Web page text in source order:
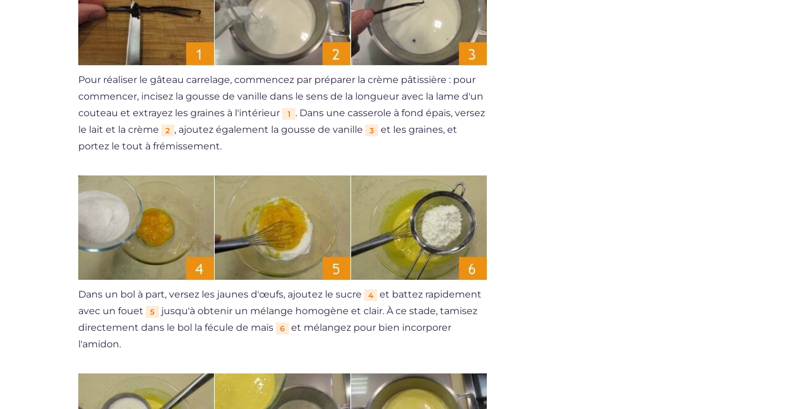
Pour réaliser le gâteau carrelage, commencez par préparer la crème pâtissière : pour
commencer, incisez la gousse de vanille dans le sens de la longueur avec la lame d'un
couteau et extrayez les graines à l'intérieur
1
. Dans une casserole à fond épais, versez
le lait et la crème
2 , ajoutez également la gousse de vanille 3
et les graines, et
portez le tout à frémissement.
Dans un bol à part, versez les jaunes d'œufs, ajoutez le sucre 4
et battez rapidement
avec un fouet
5
jusqu'à obtenir un mélange homogène et clair. À ce stade, tamisez
directement dans le bol la fécule de maïs
6
et mélangez pour bien incorporer
l'amidon.